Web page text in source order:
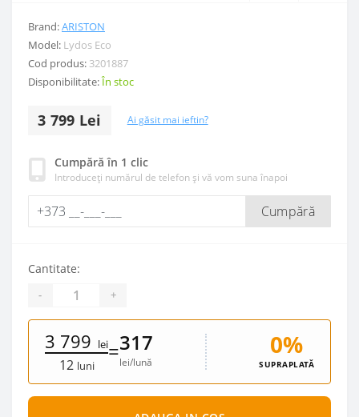
Brand:ARISTON
Model: Lydos Eco
Cod produs: 3201887
Disponibilitate:În stoc
3 799 Lei Ai găsit mai ieftin?
Cumpără în 1 clic
Introduceți numărul de telefon și vă vom suna înapoi
Cumpără
Cantitate:
- +
3 799 lei
12 luni
=317
lei/lună
0%
SUPRAPLATĂ